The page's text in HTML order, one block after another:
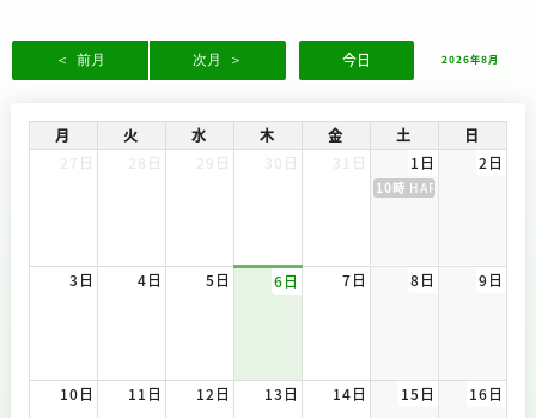
今日 2026年8月
月 火 水 木 金 土
日
1日 2日
10時 HARA THANKS
3日 4日 5日 6日 7日 8日 9日
10日 11日 12日 13日 14日 15日 16日